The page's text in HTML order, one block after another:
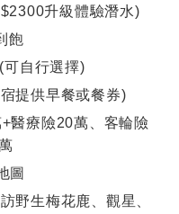
升級體驗潛水)
飽
自行選擇)
提供早餐或餐券)
醫療險20萬、客輪險
圖
野生梅花鹿、觀星、